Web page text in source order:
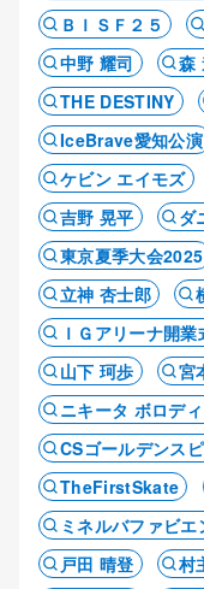
ＢＩＳＦ２５
中野 耀司
森
THE DESTINY
IceBrave愛知公演
ケビン エイモズ
吉野 晃平
ダ
東京夏季大会2025
立神 杏士郎
ＩＧアリーナ開業
山下 珂歩
宮
ニキータ ボロデ
CSゴールデンス
TheFirstSkate
ミネルバファビ
戸田 晴登
村